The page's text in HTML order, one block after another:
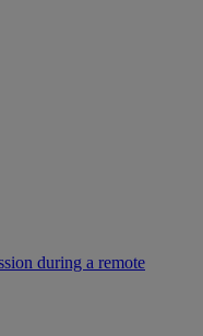
during a remote